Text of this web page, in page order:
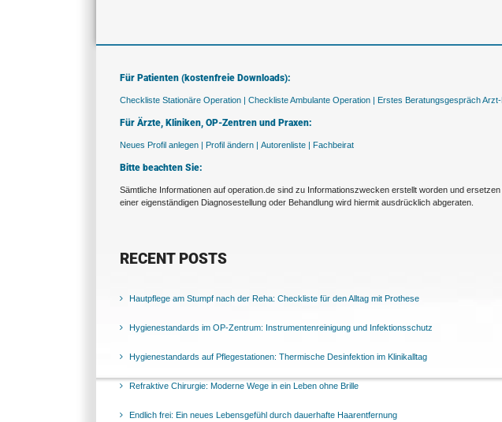
Für Patienten (kostenfreie Downloads):
Checkliste Stationäre Operation | Checkliste Ambulante Operation | Erstes Beratungsgespräch
Für Ärzte, Kliniken, OP-Zentren und Praxen:
Neues Profil anlegen | Profil ändern | Autorenliste | Fachbeirat
Bitte beachten Sie:
Sämtliche Informationen auf operation.de sind zu Informationszwecken erstellt worden und
einer eigenständigen Diagnosestellung oder Behandlung wird hiermit ausdrücklich abgeraten.
RECENT POSTS
Hautpflege am Stumpf nach der Reha: Checkliste für den Alltag mit Prothese
Hygienestandards im OP-Zentrum: Instrumentenreinigung und Infektionsschutz
Hygienestandards auf Pflegestationen: Thermische Desinfektion im Klinikalltag
Refraktive Chirurgie: Moderne Wege in ein Leben ohne Brille
Endlich frei: Ein neues Lebensgefühl durch dauerhafte Haarentfernung